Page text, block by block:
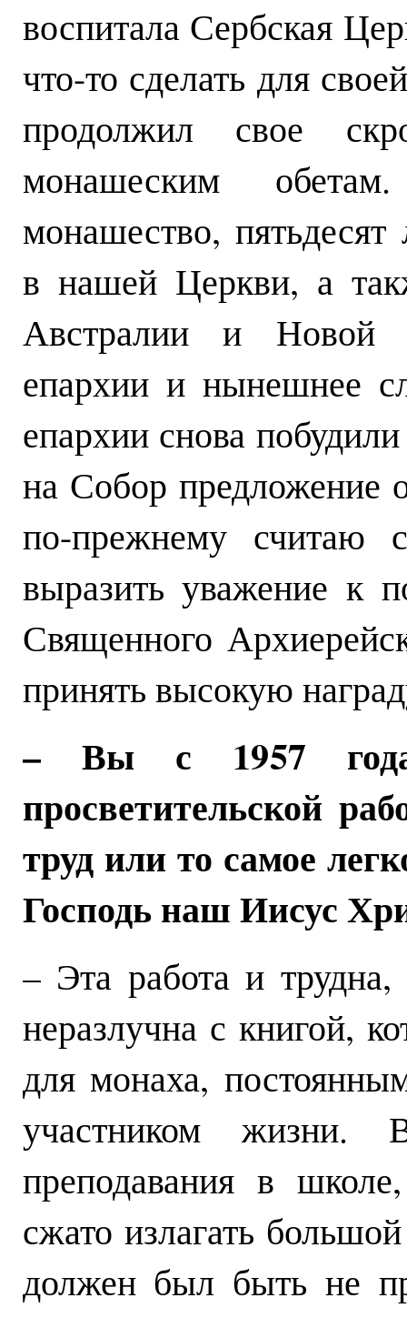
воспитала Сербская
что-то сделать для
продолжил свое
монашеским
монашество, пятьдесят
в нашей Церкви, а
Австралии и Новой
епархии и нынешнее
епархии снова
на Собор предложение
по-прежнему считаю
выразить уважение к
Священного
принять высокую
– Вы с 1957 года
просветительской
труд или то самое
Господь наш Иисус
– Эта работа и
неразлучна с книгой,
для монаха,
участником жизни.
преподавания в
сжато излагать
должен был быть не